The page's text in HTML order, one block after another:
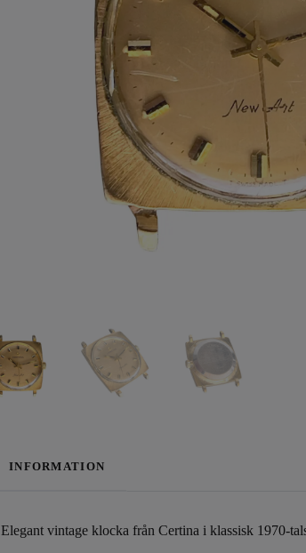
INFORMATION
Elegant vintage klocka från Certina i klassisk 1970-